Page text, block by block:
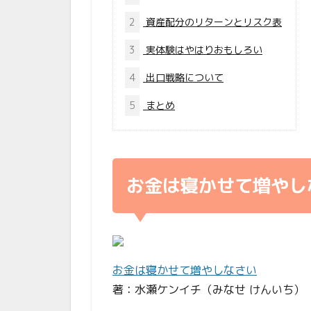
2 資産配分のリターンとリスク表
3 実体験はやはりおもしろい
4 出口戦略について
5 まとめ
お金は寝かせて増や
お金は寝かせて増やしなさい
著：水瀬ケンイチ（みなせ けんいち）